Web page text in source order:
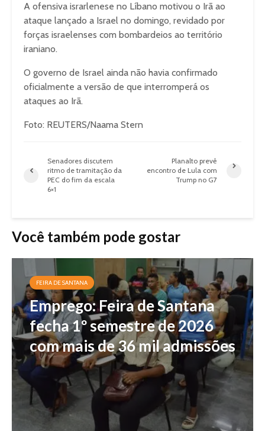
A ofensiva israrlenese no Líbano motivou o Irã ao
ataque lançado a Israel no domingo, revidado por
forças israelenses com bombardeios ao território
iraniano.
O governo de Israel ainda não havia confirmado
oficialmente a versão de que interromperá os
ataques ao Irã.
Foto: REUTERS/Naama Stern
Senadores discutem
ritmo de tramitação da
PEC do fim da escala
6×1
Planalto prevê
encontro de Lula com
Trump no G7
Você também pode gostar
FEIRA DE SANTANA
Emprego: Feira de Santana
fecha 1º semestre de 2026
com mais de 36 mil admissões